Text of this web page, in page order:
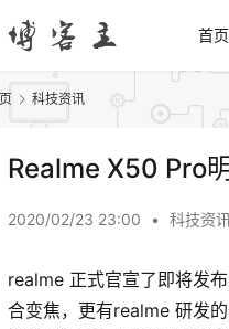
首页
科技资讯
Realme X50 Pro
2020/02/23 23:00 • 科技资讯
realme 正式官宣了即将发
合变焦，更有realme 研发